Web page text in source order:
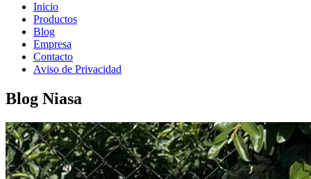
Inicio
Productos
Blog
Empresa
Contacto
Aviso de Privacidad
Blog Niasa